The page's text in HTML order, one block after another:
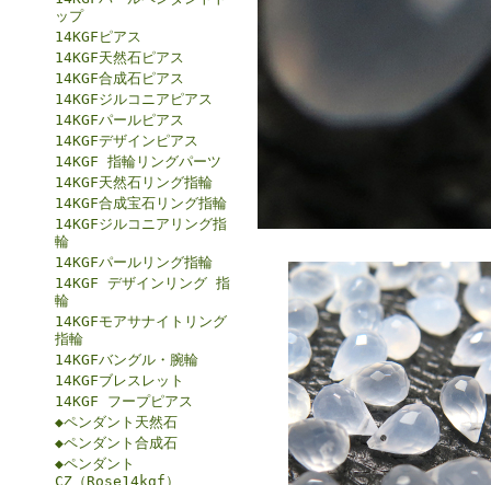
ップ
14KGFピアス
14KGF天然石ピアス
14KGF合成石ピアス
14KGFジルコニアピアス
14KGFパールピアス
14KGFデザインピアス
14KGF 指輪リングパーツ
14KGF天然石リング指輪
14KGF合成宝石リング指輪
14KGFジルコニアリング指
輪
14KGFパールリング指輪
14KGF デザインリング 指
輪
14KGFモアサナイトリング
指輪
14KGFバングル・腕輪
14KGFブレスレット
14KGF フープピアス
◆ペンダント天然石
◆ペンダント合成石
◆ペンダント
CZ（Rose14kgf）